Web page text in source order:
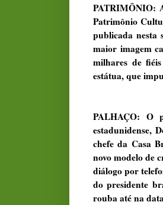
PATRIMÔNIO:
Patrimônio
publicada nesta
maior imagem
milhares de
estátua, que
PALHAÇO: O
estadunidense,
chefe da Casa
novo modelo de
diálogo por
do presidente
rouba até na